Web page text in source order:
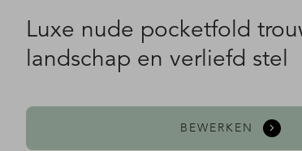
Luxe nude pocketfold
landschap en verliefd stel
BEWERKEN